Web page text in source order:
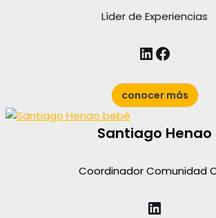
Líder de Experiencias
conocer más
Santiago Henao
Coordinador Comunidad